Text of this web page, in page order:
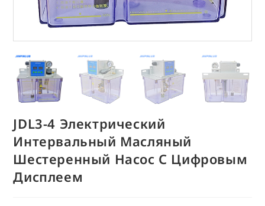
JDL3-4 Электрический
Интервальный Масляный
Шестеренный Насос С Цифровым
Дисплеем